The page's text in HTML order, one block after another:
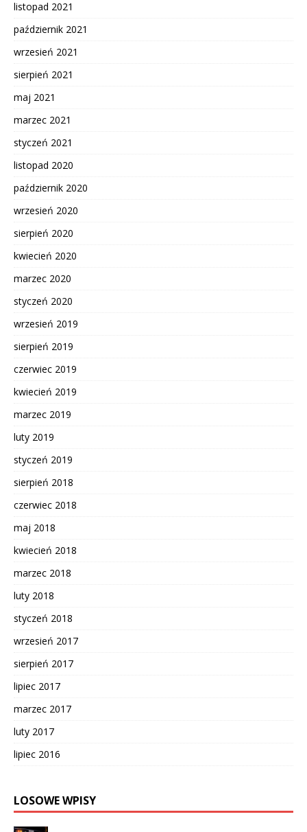
listopad 2021
październik 2021
wrzesień 2021
sierpień 2021
maj 2021
marzec 2021
styczeń 2021
listopad 2020
październik 2020
wrzesień 2020
sierpień 2020
kwiecień 2020
marzec 2020
styczeń 2020
wrzesień 2019
sierpień 2019
czerwiec 2019
kwiecień 2019
marzec 2019
luty 2019
styczeń 2019
sierpień 2018
czerwiec 2018
maj 2018
kwiecień 2018
marzec 2018
luty 2018
styczeń 2018
wrzesień 2017
sierpień 2017
lipiec 2017
marzec 2017
luty 2017
lipiec 2016
LOSOWE WPISY